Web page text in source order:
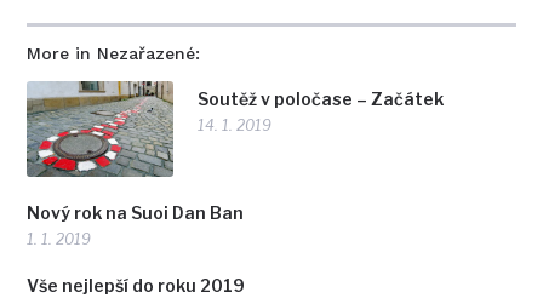
More in Nezařazené:
Soutěž v poločase – Začátek
14. 1. 2019
Nový rok na Suoi Dan Ban
1. 1. 2019
Vše nejlepší do roku 2019